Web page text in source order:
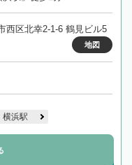
西区北幸2-1-6 鶴見ビル5
地図
横浜駅